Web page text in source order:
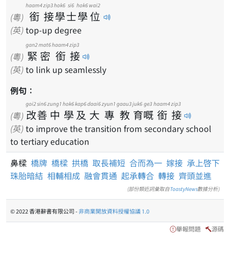
(粵) 銜
haam4
接
zip3
學
hok6
士
si6
學
hok6
位
wai2
(英) top-up degree
(粵) 緊
gan2
密
mat6
銜
haam4
接
zip3
(英) to link up seamlessly
例句：
(粵) 改
goi2
善
sin6
中
zung1
學
hok6
及
kap6
大
daai6
專
zyun1
教
gaau3
育
juk6
嘅
ge3
銜
haam4
接
zip3
(英) to improve the transition from secondary school
to tertiary education
鼻樑 橋牌 橋樑 拱橋 取長補短 合而為一 嫁接 承上啓下
珠胎暗結 相輔相成 融會貫通 起承轉合 轉接 齊頭並進
(部份類近詞彙取自ToastyNews數據分析)
© 2022 香港辭書有限公司 -非商業開放資料授權協議 1.0
舉報問題 源碼